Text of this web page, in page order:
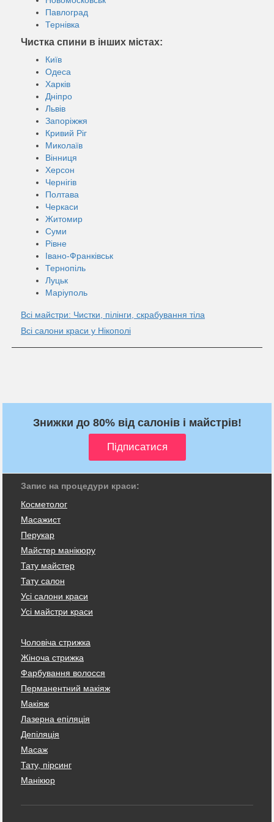
Павлоград
Тернівка
Чистка спини в інших містах:
Київ
Одеса
Харків
Дніпро
Львів
Запоріжжя
Кривий Ріг
Миколаїв
Вінниця
Херсон
Чернігів
Полтава
Черкаси
Житомир
Суми
Рівне
Івано-Франківськ
Тернопіль
Луцьк
Маріуполь
Всі майстри: Чистки, пілінги, скрабування тіла
Всі салони краси у Нікополі
Знижки до 80% від салонів і майстрів!
Запис на процедури краси:
Косметолог
Масажист
Перукар
Майстер манікюру
Тату майстер
Тату салон
Усі салони краси
Усі майстри краси
Чоловіча стрижка
Жіноча стрижка
Фарбування волосся
Перманентний макіяж
Макіяж
Лазерна епіляція
Депіляція
Масаж
Тату, пірсинг
Манікюр